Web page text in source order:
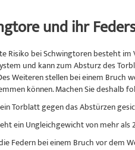
und ihr
Risiko bei Schwingtoren besteht im
und kann zum Absturz des
Weiteren stellen bei einem Bruch
können. Machen Sie deshalb
Torblatt gegen das Abstürzen
ein Ungleichgewicht von mehr als
Federn bei einem Bruch vor dem